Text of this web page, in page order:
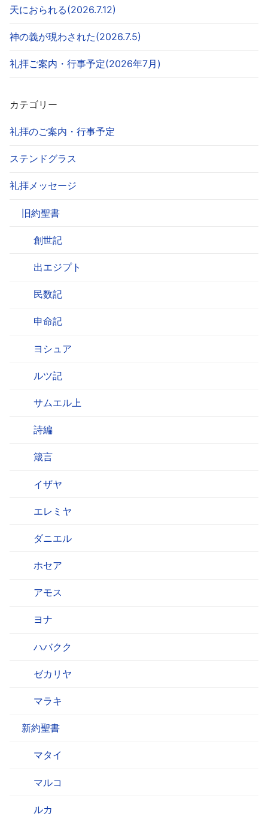
天におられる(2026.7.12)
神の義が現わされた(2026.7.5)
礼拝ご案内・行事予定(2026年7月)
カテゴリー
礼拝のご案内・行事予定
ステンドグラス
礼拝メッセージ
旧約聖書
創世記
出エジプト
民数記
申命記
ヨシュア
ルツ記
サムエル上
詩編
箴言
イザヤ
エレミヤ
ダニエル
ホセア
アモス
ヨナ
ハバクク
ゼカリヤ
マラキ
新約聖書
マタイ
マルコ
ルカ